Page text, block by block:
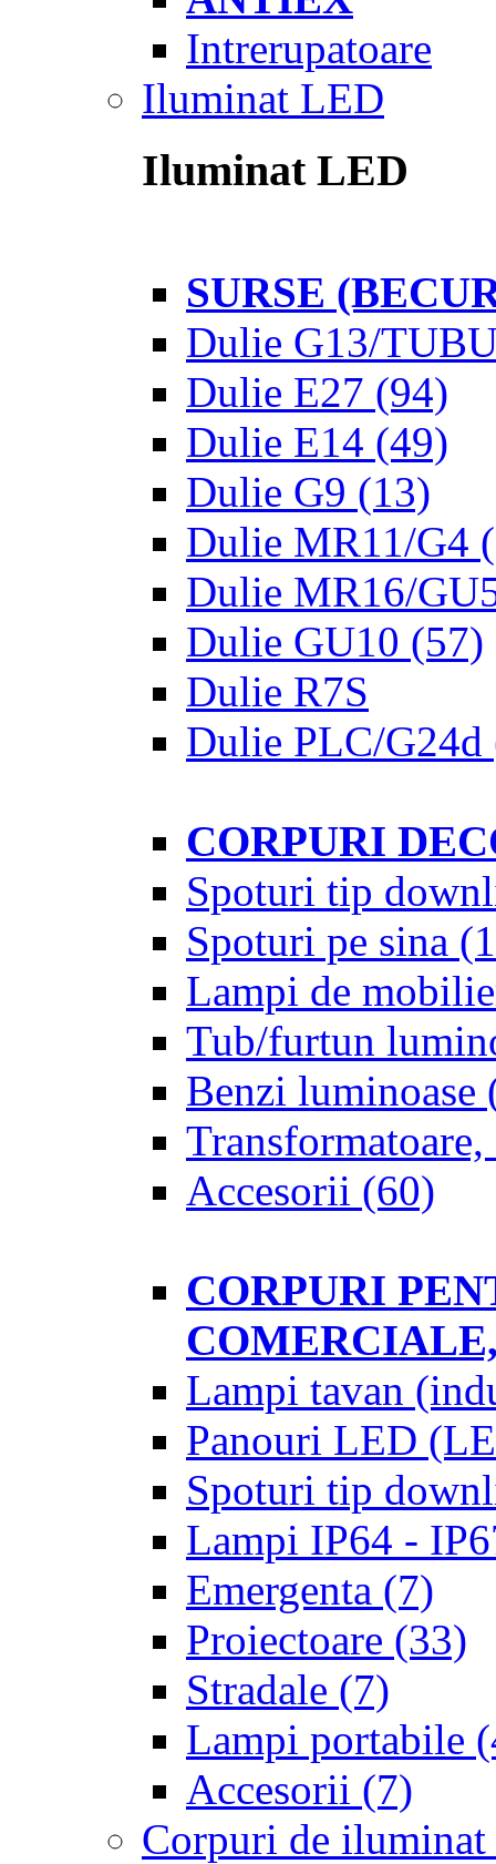
Intrerupatoare
Iluminat LED
Iluminat LED
SURSE
Dulie G13/
Dulie E27 (94)
Dulie E14 (49)
Dulie G9 (13)
Dulie MR11/G4
Dulie MR16/
Dulie GU10 (57)
Dulie R7S
Dulie PLC/G24d
CORPURI
Spoturi tip
Spoturi pe sina
Lampi de
Tub/furtun
Benzi luminoase
Accesorii (60)
CORPURI
Lampi tavan
Panouri LED
Spoturi tip
Lampi IP64 -
Emergenta (7)
Proiectoare (33)
Stradale (7)
Lampi portabile
Accesorii (7)
Corpuri de iluminat